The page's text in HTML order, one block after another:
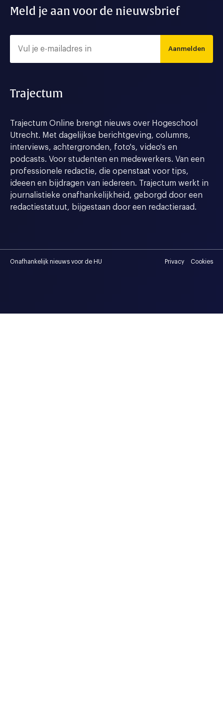
Meld je aan voor de nieuwsbrief
Aanmelden
Trajectum
Trajectum Online brengt nieuws over Hogeschool
Utrecht. Met dagelijkse berichtgeving, columns,
interviews, achtergronden, foto's, video's en
podcasts. Voor studenten en medewerkers. Van een
professionele redactie, die openstaat voor tips,
ideeen en bijdragen van iedereen. Trajectum werkt in
journalistieke onafhankelijkheid, geborgd door een
redactiestatuut, bijgestaan door een redactieraad.
Onafhankelijk nieuws voor de HU Privacy Cookies